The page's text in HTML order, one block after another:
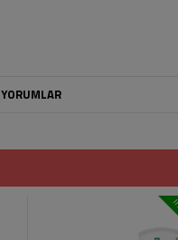
YORUMLAR